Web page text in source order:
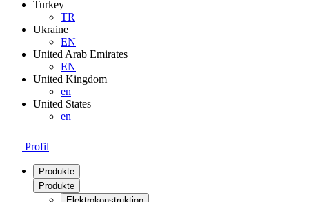
Turkey
TR
Ukraine
EN
United Arab Emirates
EN
United Kingdom
en
United States
en
Profil
Produkte
Produkte